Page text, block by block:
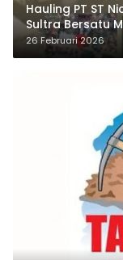
Hauling PT ST
Sultra Bersatu
26 Februari 2026